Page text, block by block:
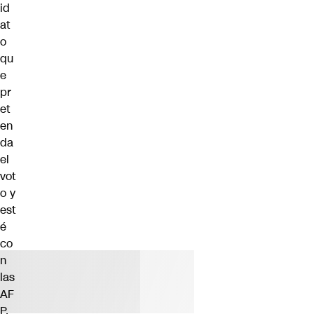
id
at
o
qu
e
pr
et
en
da
el
vot
o y
est
é
co
n
las
AF
P,